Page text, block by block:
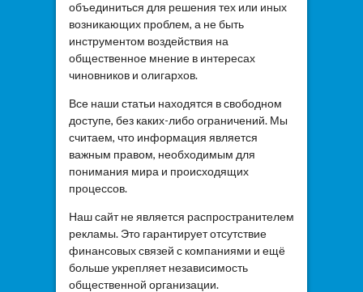
объединиться для решения тех или иных
возникающих проблем, а не быть
инструментом воздействия на
общественное мнение в интересах
чиновников и олигархов.
Все наши статьи находятся в свободном
доступе, без каких-либо ограничений. Мы
считаем, что информация является
важным правом, необходимым для
понимания мира и происходящих
процессов.
Наш сайт не является распространителем
рекламы. Это гарантирует отсутствие
финансовых связей с компаниями и ещё
больше укрепляет независимость
общественной организации.